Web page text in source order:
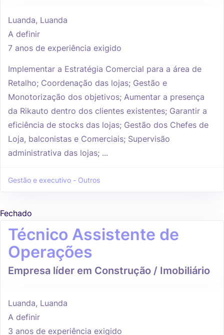
Luanda, Luanda
A definir
7 anos de experiência exigido
Implementar a Estratégia Comercial para a área de
Retalho; Coordenação das lojas; Gestão e
Monotorização dos objetivos; Aumentar a presença
da Rikauto dentro dos clientes existentes; Garantir a
eficiência de stocks das lojas; Gestão dos Chefes de
Loja, balconistas e Comerciais; Supervisão
administrativa das lojas; ...
Gestão e executivo - Outros
Fechado
Técnico Assistente de
Operações
Empresa líder em Construção / Imobiliário
Luanda, Luanda
A definir
3 anos de experiência exigido